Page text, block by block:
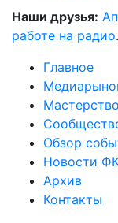
Наши друзья:
работе на радио.
Главное
Мастерство
Обзор
Новости
Архив
Контакты